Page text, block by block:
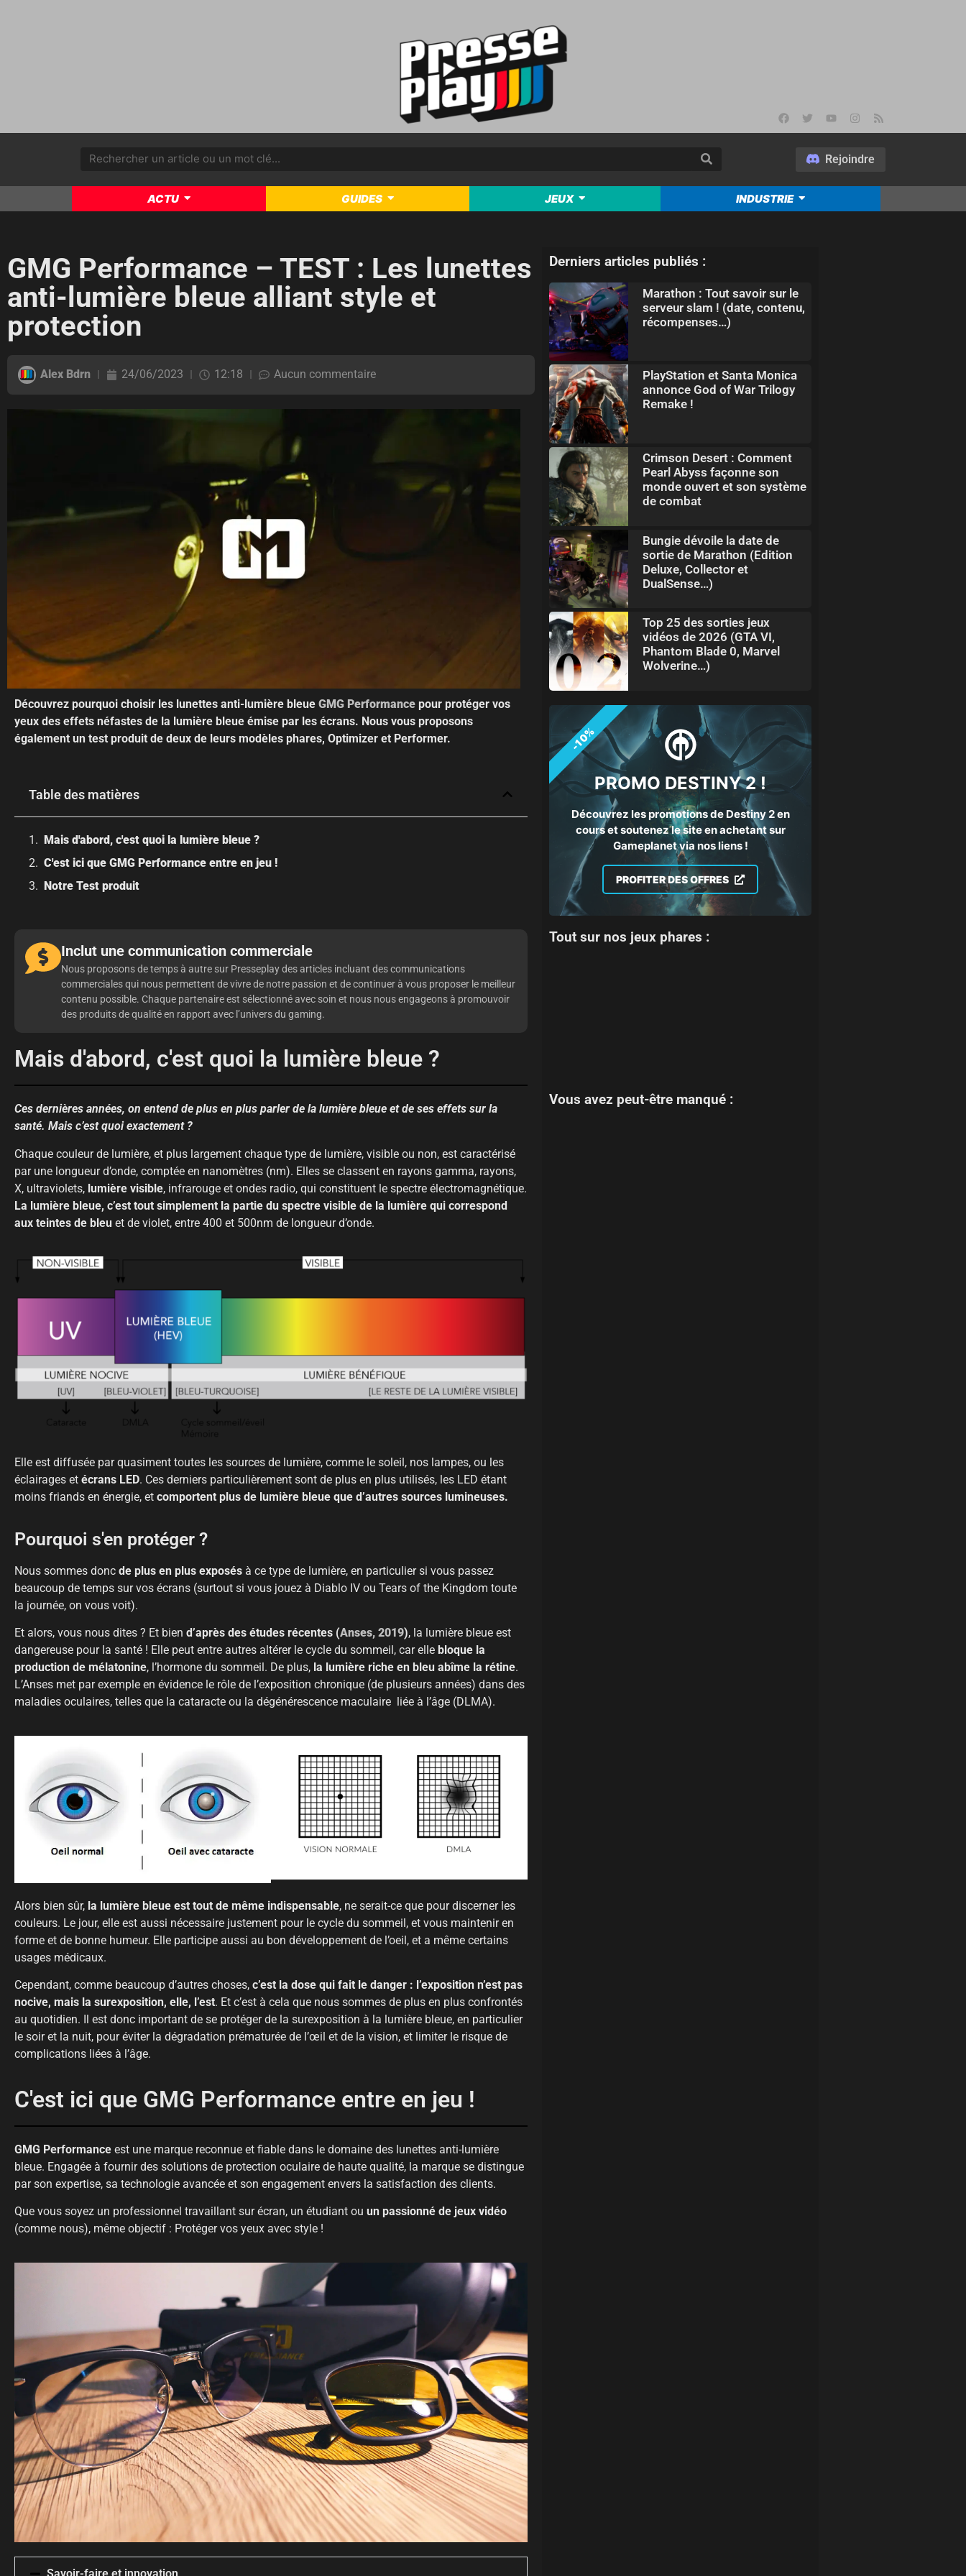
Rejoindre
ACTU GUIDES JEUX INDUSTRIE
GMG Performance – TEST : Les lunettes
anti-lumière bleue alliant style et
protection
Alex Bdrn 24/06/2023 12:18 Aucun commentaire
Découvrez pourquoi choisir les lunettes anti-lumière bleue GMG Performance pour protéger vos
yeux des effets néfastes de la lumière bleue émise par les écrans. Nous vous proposons
également un test produit de deux de leurs modèles phares, Optimizer et Performer.
Table des matières
Mais d'abord, c'est quoi la lumière bleue ?
C'est ici que GMG Performance entre en jeu !
Notre Test produit
Inclut une communication commerciale
Nous proposons de temps à autre sur Presseplay des articles incluant des communications
commerciales qui nous permettent de vivre de notre passion et de continuer à vous proposer le meilleur
contenu possible. Chaque partenaire est sélectionné avec soin et nous nous engageons à promouvoir
des produits de qualité en rapport avec l’univers du gaming.
Mais d'abord, c'est quoi la lumière bleue ?
Ces dernières années, on entend de plus en plus parler de la lumière bleue et de ses effets sur la
santé. Mais c’est quoi exactement ?
Chaque couleur de lumière, et plus largement chaque type de lumière, visible ou non, est caractérisé
par une longueur d’onde, comptée en nanomètres (nm). Elles se classent en rayons gamma, rayons,
X, ultraviolets, lumière visible, infrarouge et ondes radio, qui constituent le spectre électromagnétique.
La lumière bleue, c’est tout simplement la partie du spectre visible de la lumière qui correspond
aux teintes de bleu et de violet, entre 400 et 500nm de longueur d’onde.
Elle est diffusée par quasiment toutes les sources de lumière, comme le soleil, nos lampes, ou les
éclairages et écrans LED. Ces derniers particulièrement sont de plus en plus utilisés, les LED étant
moins friands en énergie, et comportent plus de lumière bleue que d’autres sources lumineuses.
Pourquoi s'en protéger ?
Nous sommes donc de plus en plus exposés à ce type de lumière, en particulier si vous passez
beaucoup de temps sur vos écrans (surtout si vous jouez à Diablo IV ou Tears of the Kingdom toute
la journée, on vous voit).
Et alors, vous nous dites ? Et bien d’après des études récentes (Anses, 2019), la lumière bleue est
dangereuse pour la santé ! Elle peut entre autres altérer le cycle du sommeil, car elle bloque la
production de mélatonine, l’hormone du sommeil. De plus, la lumière riche en bleu abîme la rétine.
L’Anses met par exemple en évidence le rôle de l’exposition chronique (de plusieurs années) dans des
maladies oculaires, telles que la cataracte ou la dégénérescence maculaire liée à l’âge (DLMA).
Alors bien sûr, la lumière bleue est tout de même indispensable, ne serait-ce que pour discerner les
couleurs. Le jour, elle est aussi nécessaire justement pour le cycle du sommeil, et vous maintenir en
forme et de bonne humeur. Elle participe aussi au bon développement de l’oeil, et a même certains
usages médicaux.
Cependant, comme beaucoup d’autres choses, c’est la dose qui fait le danger : l’exposition n’est pas
nocive, mais la surexposition, elle, l’est. Et c’est à cela que nous sommes de plus en plus confrontés
au quotidien. Il est donc important de se protéger de la surexposition à la lumière bleue, en particulier
le soir et la nuit, pour éviter la dégradation prématurée de l’œil et de la vision, et limiter le risque de
complications liées à l’âge.
C'est ici que GMG Performance entre en jeu !
GMG Performance est une marque reconnue et fiable dans le domaine des lunettes anti-lumière
bleue. Engagée à fournir des solutions de protection oculaire de haute qualité, la marque se distingue
par son expertise, sa technologie avancée et son engagement envers la satisfaction des clients.
Que vous soyez un professionnel travaillant sur écran, un étudiant ou un passionné de jeux vidéo
(comme nous), même objectif : Protéger vos yeux avec style !
Derniers articles publiés :
Marathon : Tout savoir sur le
serveur slam ! (date, contenu,
récompenses…)
PlayStation et Santa Monica
annonce God of War Trilogy
Remake !
Crimson Desert : Comment
Pearl Abyss façonne son
monde ouvert et son système
de combat
Bungie dévoile la date de
sortie de Marathon (Edition
Deluxe, Collector et
DualSense…)
Top 25 des sorties jeux
vidéos de 2026 (GTA VI,
Phantom Blade 0, Marvel
Wolverine…)
PROMO DESTINY 2 !
Découvrez les promotions de Destiny 2 en
cours et soutenez le site en achetant sur
Gameplanet via nos liens !
PROFITER DES OFFRES
-10%
Tout sur nos jeux phares :
Vous avez peut-être manqué :